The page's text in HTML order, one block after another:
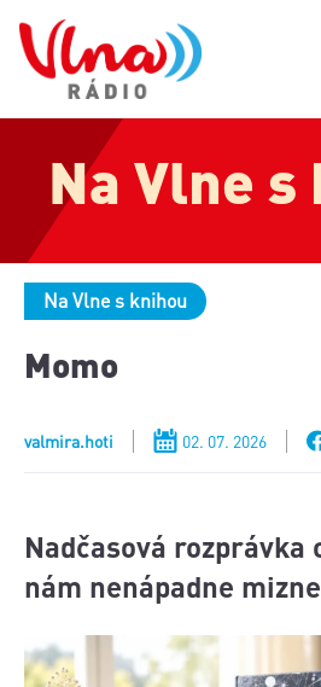
Na Vlne
Na Vlne s knihou
Momo
valmira.hoti 02. 07. 2026
Nadčasová rozprávka
nám nenápadne mizne